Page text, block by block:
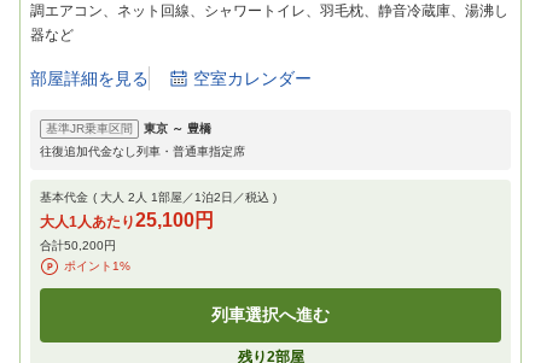
調エアコン、ネット回線、シャワートイレ、羽毛枕、静音冷蔵庫、湯沸し
器など
部屋詳細を見る 空室カレンダー
基準JR乗車区間 東京 ～ 豊橋
往復追加代金なし列車・普通車指定席
基本代金 ( 大人 2 人 1部屋／1泊2日／税込 )
大人1人あたり25,100円
合計50,200円
ポイント 1%
列車選択へ進む
残り2部屋